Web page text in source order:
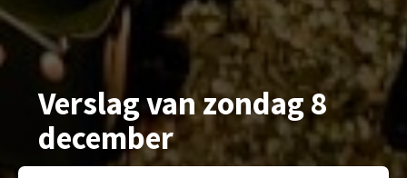
Verslag van zondag 8
december